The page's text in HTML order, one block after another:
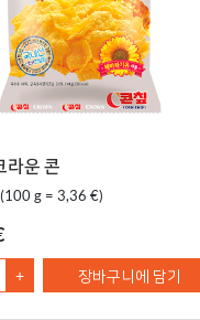
운 콘칲
g = 3,36 €)
+ 장바구니에 담기